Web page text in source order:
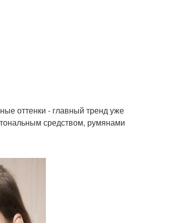
оттенки - главный тренд уже
средством, румянами